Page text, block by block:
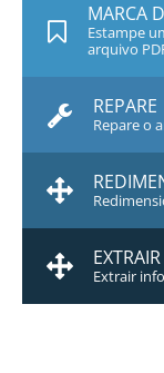
MARCA
Estampe
arquivo
REPARE
Repare o
EXTRAIR
Extrair